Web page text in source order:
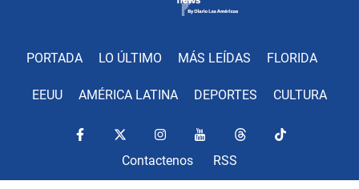
PORTADA LO ÚLTIMO MÁS LEÍDAS FLORIDA
EEUU AMÉRICA LATINA DEPORTES CULTURA
Contactenos RSS